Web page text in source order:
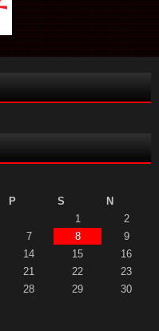
P S
N
1
2
7 8
9
14 15
16
21 22
23
28 29
30